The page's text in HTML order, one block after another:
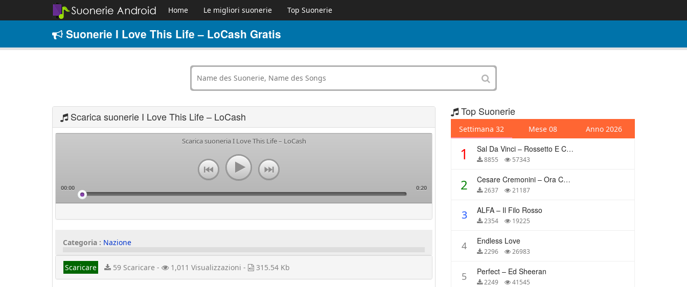
Home Le migliori suonerie Top Suonerie
Suonerie I Love This Life – LoCash Gratis
Scarica suonerie I Love This Life – LoCash
Scarica suoneria I Love This Life – LoCash
00:00 0:20
Categoria : Nazione
Scaricare 59 Scaricare - 1,011 Visualizzazioni - 315.54 Kb
Top Suonerie
Settimana 32 Mese 08 Anno 2026
1 Sal Da Vinci – Rossetto E Caffè
8855 57343
2 Cesare Cremonini – Ora Che Non Ho Più Te
2637 21187
3 ALFA – Il Filo Rosso
2354 19225
4 Endless Love
2296 26983
5 Perfect – Ed Sheeran
2249 41545